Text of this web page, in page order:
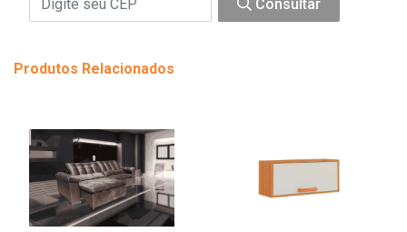
Consultar
Produtos Relacionados